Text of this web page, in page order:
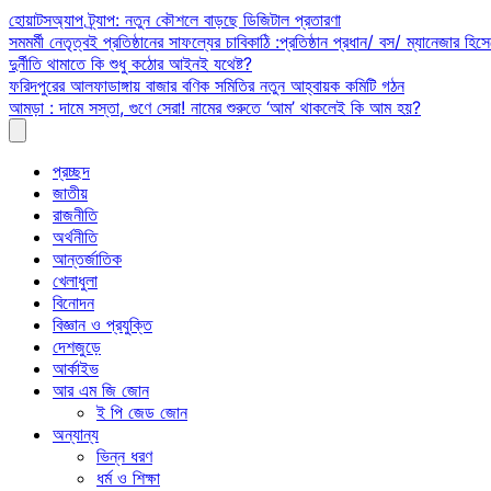
Skip
to
content
হোয়াটসঅ্যাপ ট্র্যাপ: নতুন কৌশলে বাড়ছে ডিজিটাল প্রতারণা
সমমর্মী নেতৃত্বই প্রতিষ্ঠানের সাফল্যের চাবিকাঠি :প্রতিষ্ঠান প্রধান/ বস/ ম্যানেজার
দুর্নীতি থামাতে কি শুধু কঠোর আইনই যথেষ্ট?
ফরিদপুরের আলফাডাঙ্গায় বাজার বণিক সমিতির নতুন আহ্বায়ক কমিটি গঠন
আমড়া : দামে সস্তা, গুণে সেরা! নামের শুরুতে ‘আম’ থাকলেই কি আম হয়?
প্রচ্ছদ
জাতীয়
রাজনীতি
অর্থনীতি
আন্তর্জাতিক
খেলাধুলা
বিনোদন
বিজ্ঞান ও প্রযুক্তি
দেশজুড়ে
আর্কাইভ
আর এম জি জোন
ই পি জেড জোন
অন্যান্য
ভিন্ন ধরণ
ধর্ম ও শিক্ষা